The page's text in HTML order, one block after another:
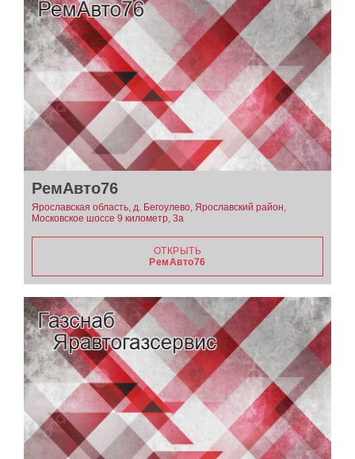
РемАвто76
Ярославская область, д. Бегоулево, Ярославский район,
Московское шоссе 9 километр, 3а
ОТКРЫТЬ
РемАвто76